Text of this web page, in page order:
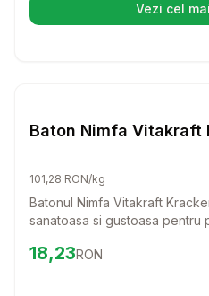
Vezi cel
Baton Nimfa Vitakraft
101,28 RON/kg
Batonul Nimfa Vitakraft
sanatoasa si gustoasa pentru
naparlire. Cu ingredientele
Preț:18.23
18,23RON